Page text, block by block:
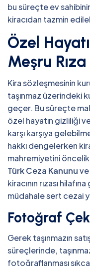
bu süreçte ev
kiracıdan tazmin
Özel
Meşru
Kira sözleşmesinin
taşınmaz üzerindeki
geçer. Bu süreçte
özel hayatın gizliliği
karşı karşıya
hakkı dengelerken
mahremiyetini
Türk Ceza Kanunu
kiracının rızası
müdahale sert cezai
Fotoğraf
Gerek taşınmazın
süreçlerinde,
fotoğraflanması